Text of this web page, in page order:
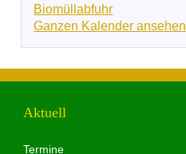
Biomüllabfuhr
Ganzen Kalender ansehen
Aktuell
Termine